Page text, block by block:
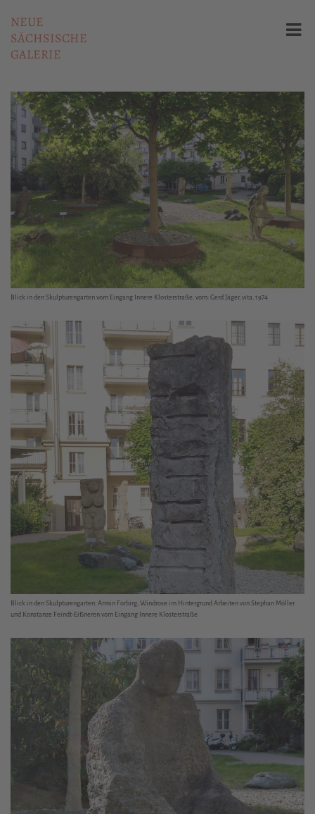
NEUE
SÄCHSISCHE
GALERIE
Blick in den Skulpturengarten vom Eingang Innere Klosterstraße, vorn: Gerd Jäger, vita, 1974
Blick in den Skulpturengarten: Armin Forbirg, Windrose im Hintergrund Arbeiten von Stephan Möller
und Konstanze Feindt-Eißneren vom Eingang Innere Klosterstraße